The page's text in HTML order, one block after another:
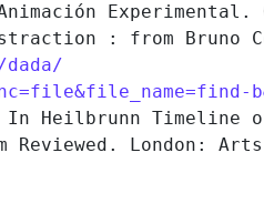
Experimental.
: from Bruno
Heilbrunn Timeline
Reviewed. London: